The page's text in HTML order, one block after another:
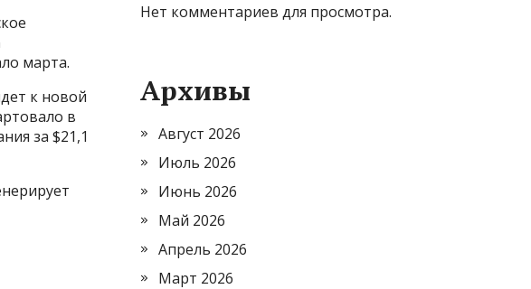
марта.
к новой
в
за $21,1
Нет комментариев для просмотра.
Архивы
Август 2026
Июль 2026
Июнь 2026
Май 2026
Апрель 2026
Март 2026